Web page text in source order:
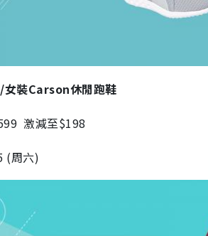
女裝Carson休閒跑鞋
激減至$198
(周六)